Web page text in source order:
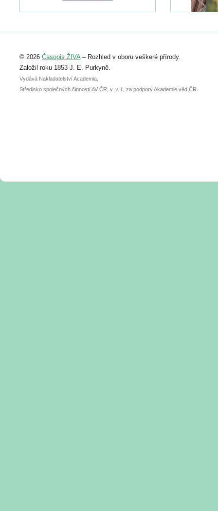
Registrovat se můžete do 6. září.
abstraktu přihlášené přednášky nebo
posteru je už 30. června.
© 2026 Časopis ŽIVA– Rozhled v oboru veškeré přírody.
Založil roku 1853 J. E. Purkyně.
Vydává Nakladatelství Academia,
Středisko společných činností AV ČR, v. v. i., za podpory Akademie věd ČR.